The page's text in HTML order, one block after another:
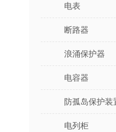
电表
断路器
浪涌保护器
电容器
防孤岛保护装
电列柜